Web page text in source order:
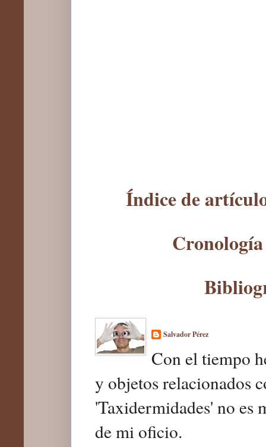
Índice de
Salvador Pérez
Con el tiempo
y objetos relacionados
'Taxidermidades' no es
de mi oficio.